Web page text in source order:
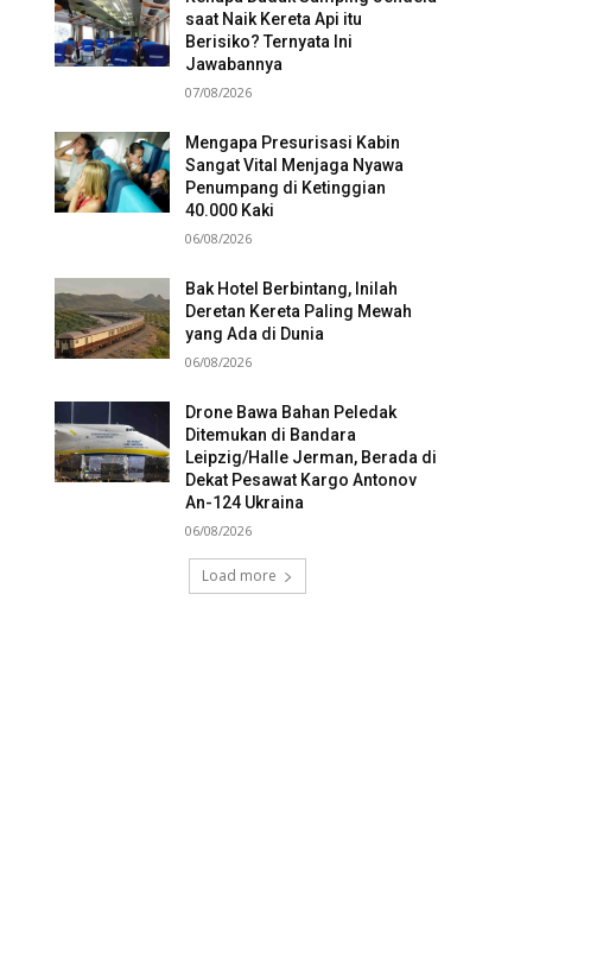
saat Naik Kereta Api itu
Berisiko? Ternyata Ini
Jawabannya
07/08/2026
Mengapa Presurisasi Kabin
Sangat Vital Menjaga Nyawa
Penumpang di Ketinggian
40.000 Kaki
06/08/2026
Bak Hotel Berbintang, Inilah
Deretan Kereta Paling Mewah
yang Ada di Dunia
06/08/2026
Drone Bawa Bahan Peledak
Ditemukan di Bandara
Leipzig/Halle Jerman, Berada di
Dekat Pesawat Kargo Antonov
An-124 Ukraina
06/08/2026
Load more